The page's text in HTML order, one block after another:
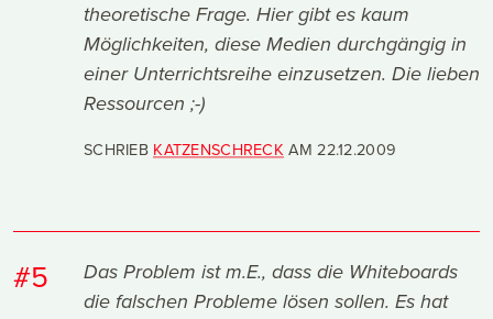
theoretische Frage. Hier gibt es kaum
Möglichkeiten, diese Medien durchgängig in
einer Unterrichtsreihe einzusetzen. Die lieben
Ressourcen ;-)
SCHRIEB KATZENSCHRECK AM22.12.2009
#5
Das Problem ist m.E., dass die Whiteboards
die falschen Probleme lösen sollen. Es hat